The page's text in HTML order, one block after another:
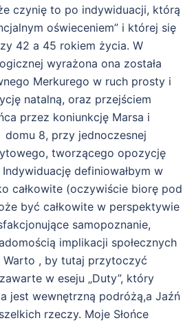
czynię to po indywiduacji, którą
oświeceniem” i której się
42 a 45 rokiem życia. W
wyrażona ona została
Merkurego w ruch prosty i
natalną, oraz przejściem
przez koniunkcję Marsa i
8, przy jednoczesnej
tworzącego opozycję
definiowałbym w
całkowite (oczywiście biorę pod
być całkowite w perspektywie
samopoznanie,
implikacji społecznych
Warto , by tutaj przytoczyć
w eseju „Duty”, który
jest wewnętrzną podróżą,a Jaźń
rzeczy. Moje Słońce